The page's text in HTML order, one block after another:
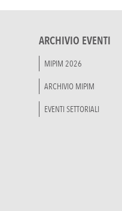
ARCHIVIO EVENTI
MIPIM 2026
ARCHIVIO MIPIM
EVENTI SETTORIALI